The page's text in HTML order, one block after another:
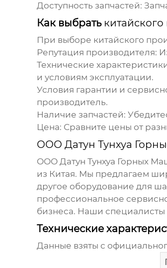
Доступность запчастей:
Как выбрать
При выборе китайского
Репутация производителя:
Технические
и условиям эксплуатации.
Условия гарантии и
производитель.
Наличие запчастей:
Цена: Сравните цены от
ООО Датун Тунхуа
ООО Датун Тунхуа Горных
из Китая. Мы предлагаем
другое оборудование для
профессиональное
бизнеса. Наши специалисты
Технические
Данные взяты с